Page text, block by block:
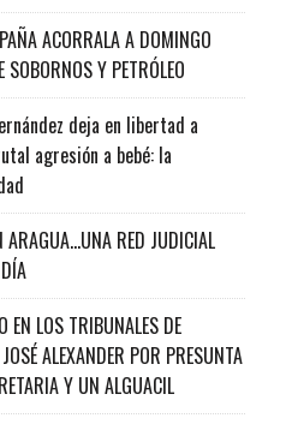
ACORRALA A DOMINGO
Y PETRÓLEO
deja en libertad a
agresión a bebé: la
ARAGUA…UNA RED JUDICIAL
EN LOS TRIBUNALES DE
ALEXANDER POR PRESUNTA
Y UN ALGUACIL